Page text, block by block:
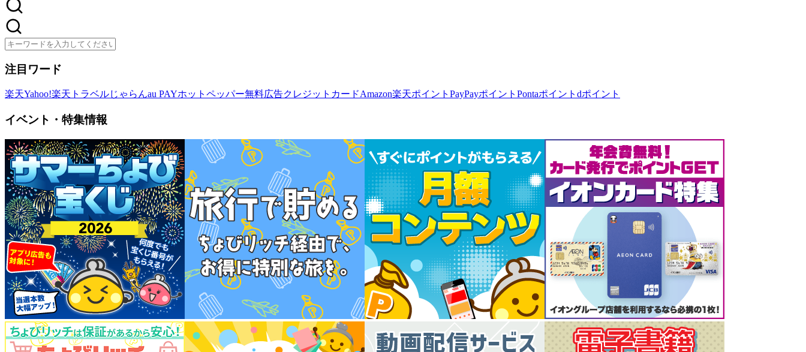
注目ワード
楽天Yahoo!楽天トラベルじゃらんau PAYホットペッパー無料広告クレジットカードAmazon楽天ポイント PayPayポイント Pontaポイント dポイント
イベント・特集情報